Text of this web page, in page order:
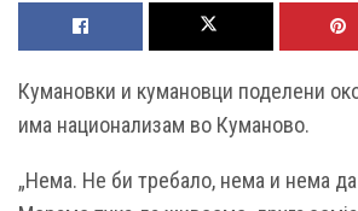
Кумановки и кумановци поделени
има национализам во Куманово.
„Нема. Не би требало, нема и нема